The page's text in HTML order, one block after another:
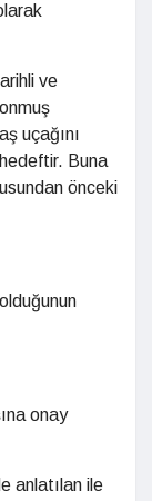
ve
uçağını
Buna
önceki
onay
anlatılan ile